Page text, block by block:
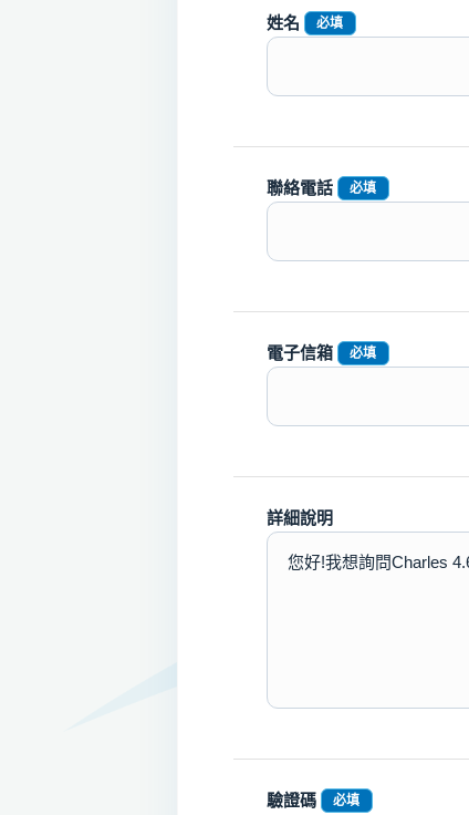
姓名 必填
聯絡電話 必填
電子信箱 必填
詳細說明
驗證碼 必填